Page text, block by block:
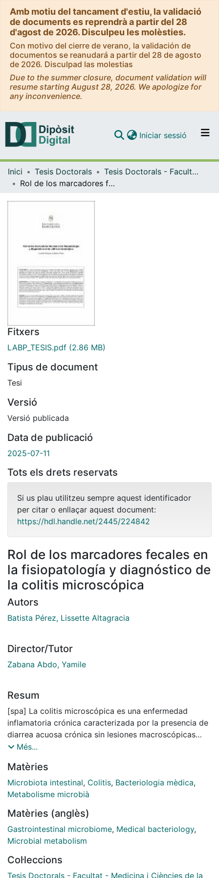
Amb motiu del tancament d'estiu, la validació
de documents es reprendrà a partir del 28
d'agost de 2026. Disculpeu les molèsties.
Con motivo del cierre de verano, la validación de
documentos se reanudará a partir del 28 de agosto
de 2026. Disculpad las molestias
Due to the summer closure, document validation will
resume starting August 28, 2026. We apologize for
any inconvenience.
Navega per tot el DD
Iniciar sessió (current)
Inici Tesis Doctorals
Tesis Doctorals - Facultat - Medicina i Ciències de la Salut
Rol de los marcadores fecales en la fisiopatología y diagnóstico de la colitis microscópica
Fitxers
LABP_TESIS.pdf (2.86 MB)
Tipus de document
Tesi
Versió
Versió publicada
Data de publicació
2025-07-11
Tots els drets reservats
Si us plau utilitzeu sempre aquest identificador
per citar o enllaçar aquest document:
https://hdl.handle.net/2445/224842
Rol de los marcadores fecales en
la fisiopatología y diagnóstico de
la colitis microscópica
Autors
Batista Pérez, Lissette Altagracia
Director/Tutor
Zabana Abdo, Yamile
Resum
[spa] La colitis microscópica es una enfermedad
inflamatoria crónica caracterizada por la presencia de
diarrea acuosa crónica sin lesiones macroscópicas
visibles en la mucosa del colon durante una
principales: la colitis colágena y la colitis linfocítica.
Actualmente, no se dispone de biomarcadores
específicos para esta enfermedad, y a menudo
científica sobre el uso o la aplicabilidad de la
calprotectina fecal en la colitis microscópica, así como
de otros biomarcadores no invasivos. Su
origen multifactorial basado en la interacción entre
factores luminales y la inmunidad innata y adaptativa
Més...
Matèries
Microbiota intestinal, Colitis, Bacteriologia mèdica,
Metabolisme microbià
Matèries (anglès)
Gastrointestinal microbiome, Medical bacteriology,
Microbial metabolism
Col·leccions
Tesis Doctorals - Facultat - Medicina i Ciències de la